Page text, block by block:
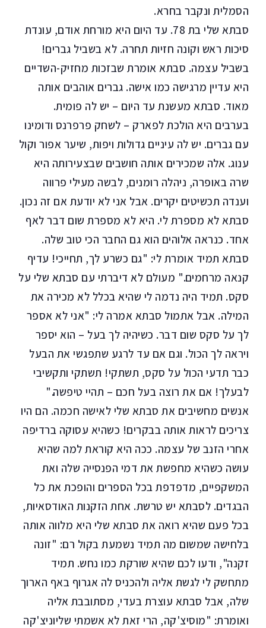
הסמלית ונקבר בחרא.
סבתא שלי בת 78. עד היום היא מורחת אודם, עונדת
סיכות ראש וקונה חזיות תחרה. לא בשביל גברים!
בשביל עצמה. סבתא אומרת שבזכות מחזיק-השדיים
היא עדיין מרגישה כמו אישה. גברים אוהבים אותה
מאוד. סבתא מעשנת עד היום – יש לה פומית.
בערבים היא הולכת לפארק – לשחק פרפרנס ודומינו
עם גברים. יש לה עיניים גדולות ויפות, שיער אפור וקול
ענוג. אלה שמכירים אותה חושבים שבצעירותה היא
שרה באופרה, ניהלה רומנים, לבשה מעילי פרווה
וענדה תכשיטים יקרים. אבל אני לא יודעת אם זה נכון.
סבתא לא מספרת לי. היא לא מספרת שום דבר לאף
אחד. כנראה אלוהים הוא גם החבר הכי טוב שלה.
סבתא תמיד אומרת לי: "גם כשרע לך, תחייכי! עדיף
קנאה מרחמים." מעולם לא דיברתי עם סבתא שלי על
סקס. תמיד היה נדמה לי שהיא בכלל לא מכירה את
המילה. אבל אתמול סבתא אמרה לי: "אני לא אספר
לך על סקס שום דבר. כשיהיה לך בעל – הוא יספר
ויראה לך הכול. וגם אם עד לרגע שתפגשי את הבעל
כבר תדעי הכול על סקס, תשתקי! תשתקי ותקשיבי
לבעלך! אם את רוצה בעל חכם – תהיי טיפשה."
אנשים מחשיבים את סבתא שלי לאישה חכמה. הם היו
צריכים לראות אותה בבקרים! כשהיא עסוקה ברדיפה
אחרי הזנב של עצמה. ככה היא קוראת למה שהיא
עושה כשהיא מחפשת את דמי הפנסייה שלה ואת
המשקפיים, מדפדפת בכל הספרים והופכת את כל
הבגדים. לסבתא יש טרשת. אחת הזקנות האודסאיות,
בכל פעם שהיא רואה את סבתא שלי היא מלווה אותה
בלחישה שמשום מה תמיד נשמעת בקול רם: "זונה
זקנה", ודעו לכם שהיא שורקת כמו נחש. תמיד
מתחשק לי לגשת אליה ולהכניס לה אגרוף באף הארוך
שלה, אבל סבתא עוצרת בעדי, מסתובבת אליה
ואומרת: "מוסיצ'קה, הרי זאת לא אשמתי שליוניצ'קה